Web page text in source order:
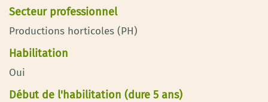
Secteur professionnel
Productions horticoles (PH)
Habilitation
Oui
Début de l'habilitation (dure 5 ans)